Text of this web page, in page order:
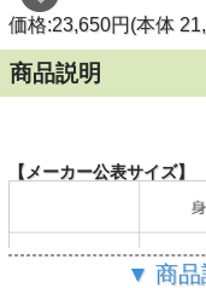
価格:23,650円(本体
商品説明
【メーカー公表サイズ
▼ 商品